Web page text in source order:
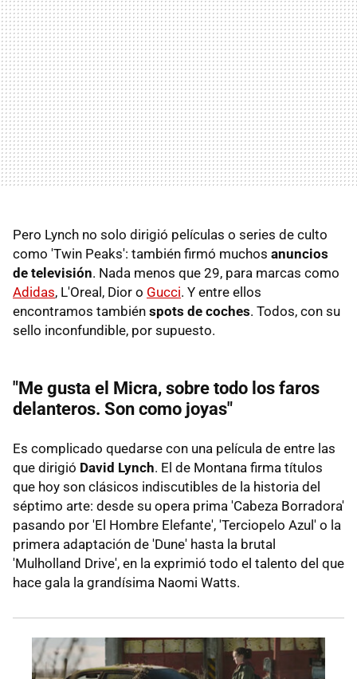
Pero Lynch no solo dirigió películas o series de culto
como 'Twin Peaks': también firmó muchos anuncios
de televisión. Nada menos que 29, para marcas como
Adidas, L'Oreal, Dior o Gucci. Y entre ellos
encontramos también spots de coches. Todos, con su
sello inconfundible, por supuesto.
"Me gusta el Micra, sobre todo los faros
delanteros. Son como joyas"
Es complicado quedarse con una película de entre las
que dirigió David Lynch. El de Montana firma títulos
que hoy son clásicos indiscutibles de la historia del
séptimo arte: desde su opera prima 'Cabeza Borradora'
pasando por 'El Hombre Elefante', 'Terciopelo Azul' o la
primera adaptación de 'Dune' hasta la brutal
'Mulholland Drive', en la exprimió todo el talento del que
hace gala la grandísima Naomi Watts.